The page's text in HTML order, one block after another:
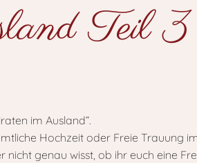
Teil 3
im Ausland“.
Hochzeit oder Freie Trauung
genau wisst, ob ihr euch eine